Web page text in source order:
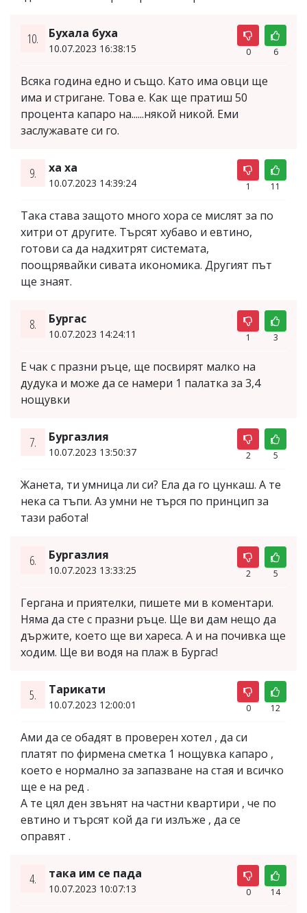
10. Бухала буха
10.07.2023 16:38:15 0 6
Всяка година едно и също. Като има овци ще
има и стригане. Това е. Как ще пратиш 50
процента капаро на......някой никой. Еми
заслужавате си го.
9. ха ха
10.07.2023 14:39:24 1 11
Така става защото много хора се мислят за по
хитри от другите. Търсят хубаво и евтино,
готови са да надхитрят системата,
поощрявайки сивата икономика. Другият път
ще знаят.
8. Бургас
10.07.2023 14:24:11 1 3
Е чак с празни ръце, ще посвирят малко на
дудука и може да се намери 1 палатка за 3,4
нощувки
7. Бургазлия
10.07.2023 13:50:37 2 5
Жанета, ти умница ли си? Ела да го цункаш. А те
нека са тъпи. Аз умни не търся по принцип за
тази работа!
6. Бургазлия
10.07.2023 13:33:25 2 5
Гергана и приятелки, пишете ми в коментари.
Няма да сте с празни ръце. Ще ви дам нещо да
държите, което ще ви хареса. А и на почивка ще
ходим. Ще ви водя на плаж в Бургас!
5. Тарикати
10.07.2023 12:00:01 0 12
Ами да се обадят в проверен хотел , да си
платят по фирмена сметка 1 нощувка капаро ,
което е нормално за запазване на стая и всичко
ще е на ред .
А те цял ден звънят на частни квартири , че по
евтино и търсят кой да ги излъже , да се
оправят .
4. така им се пада
10.07.2023 10:07:13 0 14